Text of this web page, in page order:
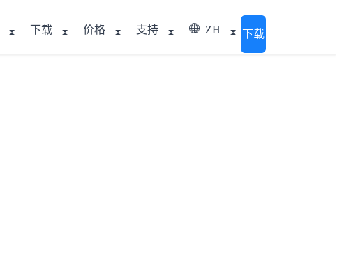
下载 价格 支持 ZH 下载